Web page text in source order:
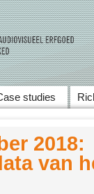
studies
2018:
van